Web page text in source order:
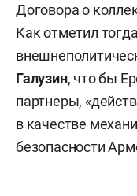
Договора о
Как отметил
Галузин, что бы
партнеры,
в качестве
безопасности